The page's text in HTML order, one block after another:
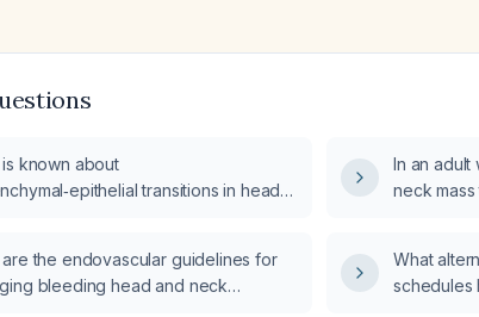
known about
transitions in head
In an adult
neck
squamous
are the endovascular guidelines for
bleeding head and neck
What
schedules